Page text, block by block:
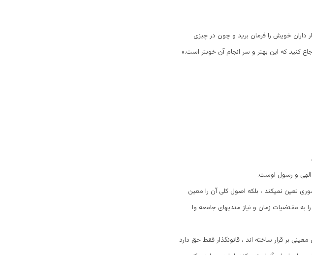
داران خویش را فرمان برید و چون در چیزی
کنید که این بهتر و سر انجام آن خوبتر است.»
الهی و رسول اوست.
تعین نمیکند ، بلکه اصول کلی آن را معین
به مقتضیات زمان و نیاز مندیهای جامعه وا
بر قرار ساخته اند ، قانونگذار فقط حق دارد